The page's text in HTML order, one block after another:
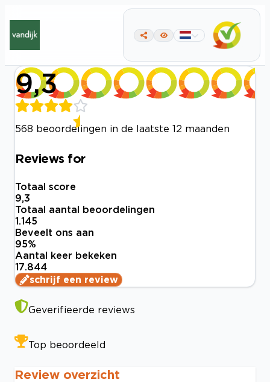
9,3
568 beoordelingen in de laatste 12 maanden
Reviews for
Totaal score
9,3
Totaal aantal beoordelingen
1.145
Beveelt ons aan
95%
Aantal keer bekeken
17.844
schrijf een review
Geverifieerde reviews
Top beoordeeld
Review overzicht